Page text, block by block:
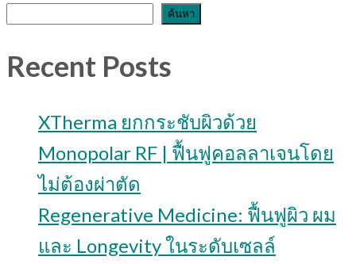
ค้นหา
Recent Posts
XTherma ยกกระชับผิวด้วย
Monopolar RF | ฟื้นฟูคอลลาเจนโดย
ไม่ต้องผ่าตัด
Regenerative Medicine: ฟื้นฟูผิว ผม
และ Longevity ในระดับเซลล์